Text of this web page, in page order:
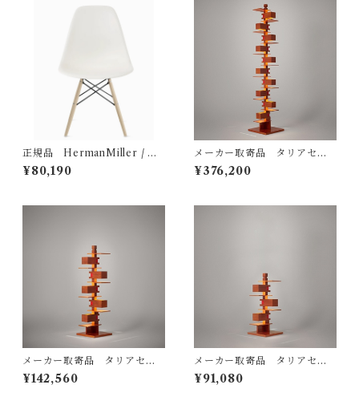
正規品 HermanMiller / ハ
ーマンミラー イームズプラ
スチックシェルサイドチェア
¥80,190
メーカー取寄品 タリアセン
TALIESIN® 2 322S7263
（旧型番S2309） / フランク
¥376,200
メーカー取寄品 タリアセン
TALIESIN3 チェリー 型番32
2S2311 / Frank Lloyd Wrigh
¥142,560
メーカー取寄品 タリアセン
Frank Lloyd Wright / TALI
ESIN4 チェリー 322S7316 /
¥91,080